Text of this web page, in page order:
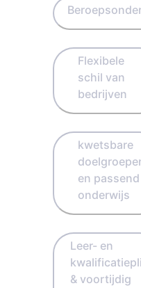
Flexibele
schil van
bedrijven
kwetsbare
en passend
onderwijs
Leer- en
& voortijdig